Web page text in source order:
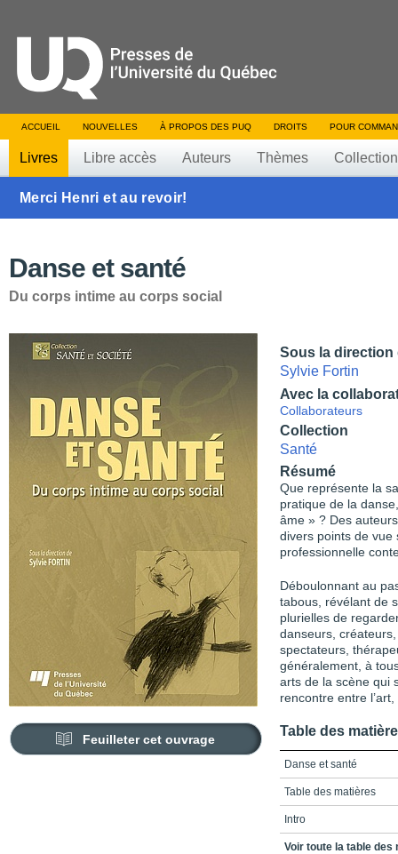
ACCUEIL NOUVELLES À PROPOS DES PUQ DROITS POUR
Livres Libre accès Auteurs Thèmes
Merci Henri et au revoir!
Danse et santé
Du corps intime au corps social
Feuilleter cet ouvrage
Sous la direction
Sylvie Fortin
Avec la
Collaborateurs
Collection
Santé
Résumé
Que représente la
pratique de la
âme » ? Des
divers points de vue
professionnelle
Déboulonnant au
tabous, révélant de
plurielles de
danseurs,
spectateurs,
généralement, à
arts de la scène qui
rencontre entre
Table des
Danse et santé
Table des matières
Intro
Partie 1 - La
Voir toute la table des